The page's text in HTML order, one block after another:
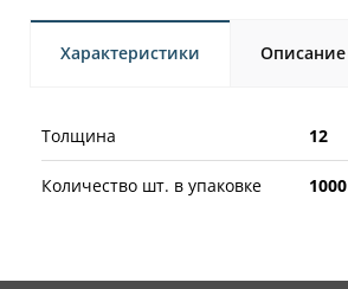
Характеристики Описание
Толщина 12
Количество шт. в упаковке 1000